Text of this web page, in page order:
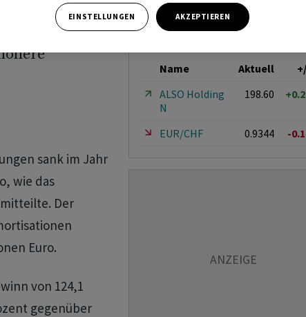
Sowohl
deutlich.
sank im Jahr
wie das
Der
Euro.
von 124,1
gegenüber
Name Aktuell
ALSO Holding
N
198.60
EUR/CHF 0.9344 -
EINSTELLUNGEN AKZEPTIEREN